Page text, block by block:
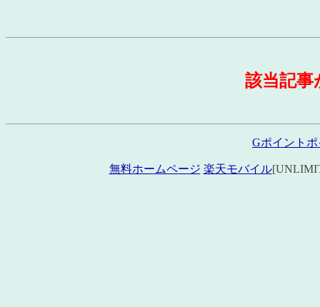
該当記事
Gポイント
無料ホームページ 楽天モバイル